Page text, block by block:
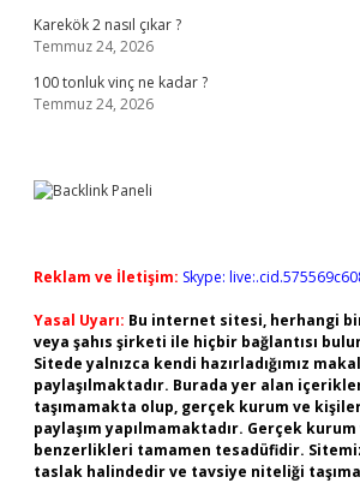
Karekök 2 nasıl çıkar ?
Temmuz 24, 2026
100 tonluk vinç ne kadar ?
Temmuz 24, 2026
Reklam ve İletişim: Skype:
Yasal Uyarı: Bu internet sitesi, herhangi
veya şahıs şirketi ile hiçbir bağlantısı
Sitede yalnızca kendi hazırladığımız
paylaşılmaktadır. Burada yer alan
taşımamakta olup, gerçek kurum ve
paylaşım yapılmamaktadır. Gerçek
benzerlikleri tamamen tesadüfidir.
taslak halindedir ve tavsiye niteliği